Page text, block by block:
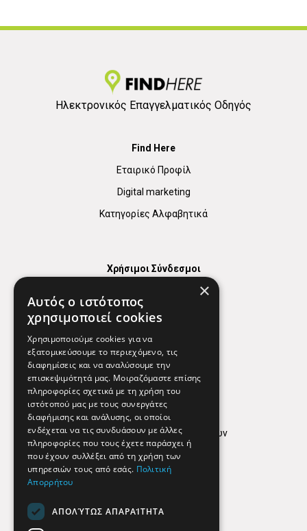
Ηλεκτρονικός Επαγγελματικός Οδηγός
Find Here
Εταιρικό Προφίλ
Digital marketing
Κατηγορίες Αλφαβητικά
Χρήσιμοι Σύνδεσμοι
Χρήσιμα Τηλέφωνα
Εφημερεύοντα Φαρμακεία
Απόρρητο
Όροι Χρήσης
Πολιτική προστασίας δεδομένων
Findhere
Social Media
×
Αυτός ο ιστότοπος
χρησιμοποιεί cookies
Χρησιμοποιούμε cookies για να
εξατομικεύσουμε το περιεχόμενο, τις
διαφημίσεις και να αναλύσουμε την
επισκεψιμότητά μας. Μοιραζόμαστε επίσης
πληροφορίες σχετικά με τη χρήση του
ιστότοπού μας με τους συνεργάτες
διαφήμισης και ανάλυσης, οι οποίοι
ενδέχεται να τις συνδυάσουν με άλλες
πληροφορίες που τους έχετε παράσχει ή
που έχουν συλλέξει από τη χρήση των
υπηρεσιών τους από εσάς. Πολιτική
Απορρήτου
ΑΠΟΛΎΤΩΣ ΑΠΑΡΑΊΤΗΤΑ